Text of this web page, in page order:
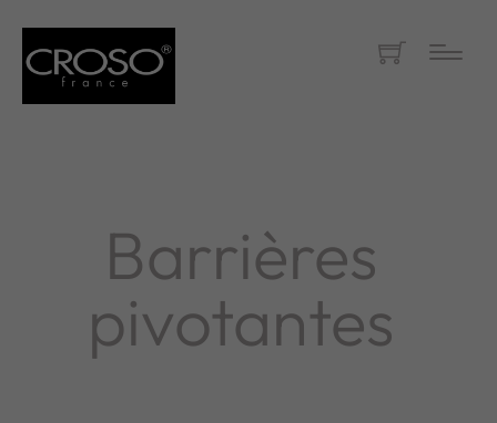
Barrières
pivotantes